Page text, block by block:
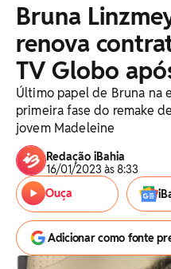
Bruna
renova
TV Globo
Último papel de Bruna na
primeira fase do remake
jovem Madeleine
Redação iBahia
16/01/2023 às 8:33
Ouça
Adicionar como fonte